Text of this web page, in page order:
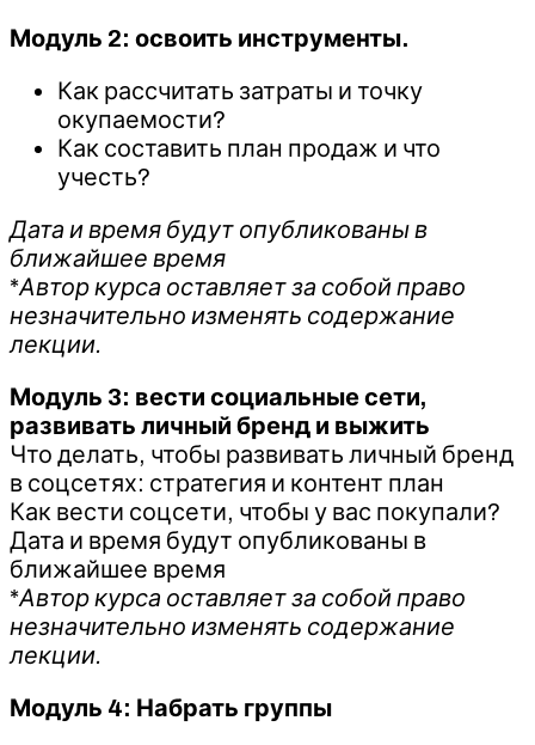
Модуль 2: освоить инструменты.
Как рассчитать затраты и точку
окупаемости?
Как составить план продаж и что
учесть?
Дата и время будут опубликованы в
ближайшее время
*Автор курса оставляет за собой право
незначительно изменять содержание
лекции.
Модуль 3: вести социальные сети,
развивать личный бренд и выжить
Что делать, чтобы развивать личный бренд
в соцсетях: стратегия и контент план
Как вести соцсети, чтобы у вас покупали?
Дата и время будут опубликованы в
ближайшее время
*Автор курса оставляет за собой право
незначительно изменять содержание
лекции.
Модуль 4: Набрать группы